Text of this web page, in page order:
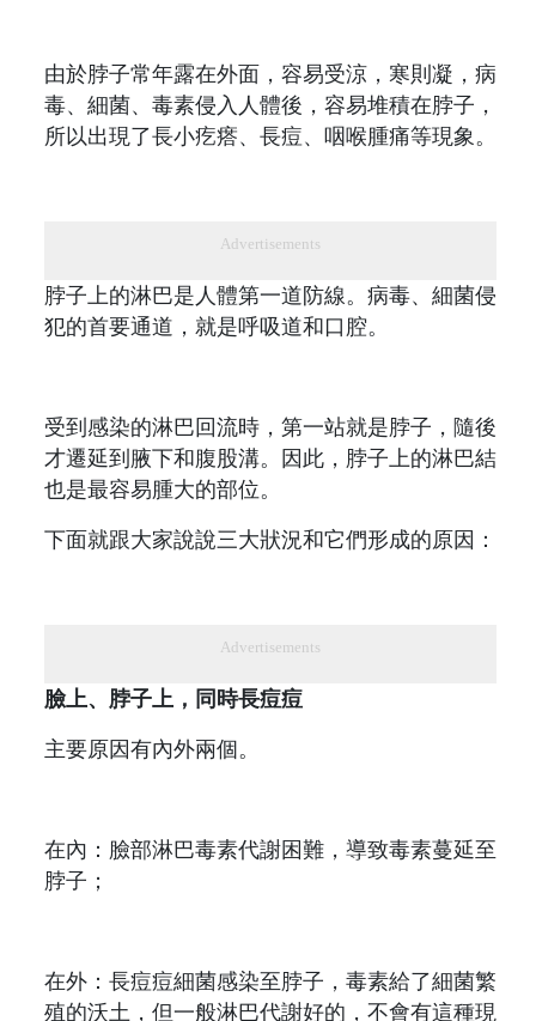
由於脖子常年露在外面，容易受涼，寒則凝，病
毒、細菌、毒素侵入人體後，容易堆積在脖子，
所以出現了長小疙瘩、長痘、咽喉腫痛等現象。
Advertisements
脖子上的淋巴是人體第一道防線。病毒、細菌侵
犯的首要通道，就是呼吸道和口腔。
受到感染的淋巴回流時，第一站就是脖子，隨後
才遷延到腋下和腹股溝。因此，脖子上的淋巴結
也是最容易腫大的部位。
下面就跟大家說說三大狀況和它們形成的原因：
Advertisements
臉上、脖子上，同時長痘痘
主要原因有內外兩個。
在內：臉部淋巴毒素代謝困難，導致毒素蔓延至
脖子；
在外：長痘痘細菌感染至脖子，毒素給了細菌繁
殖的沃土，但一般淋巴代謝好的，不會有這種現